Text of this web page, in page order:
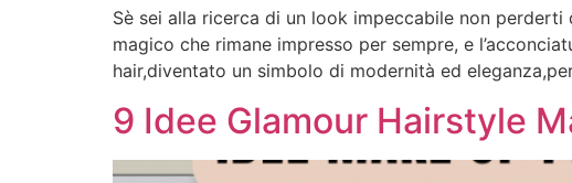
Sè sei alla ricerca di un look impeccabile non
magico che rimane impresso per sempre, e
hair,diventato un simbolo di modernità ed
9 Idee Glamour Hairstyle